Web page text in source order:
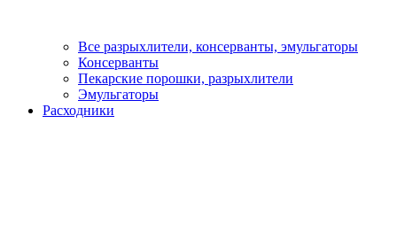
Все разрыхлители, консерванты, эмульгаторы
Консерванты
Пекарские порошки, разрыхлители
Эмульгаторы
Расходники